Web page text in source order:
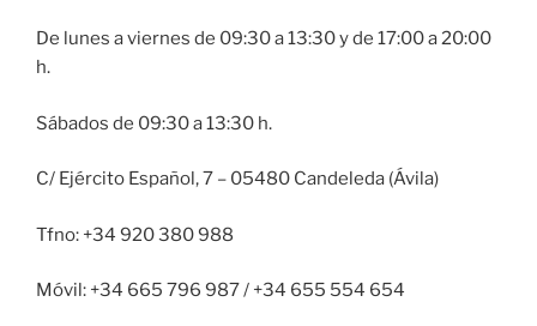
De lunes a viernes de 09:30 a 13:30 y de 17:00 a 20:00
h.
Sábados de 09:30 a 13:30 h.
C/ Ejército Español, 7 – 05480 Candeleda (Ávila)
Tfno: +34 920 380 988
Móvil: +34 665 796 987 / +34 655 554 654